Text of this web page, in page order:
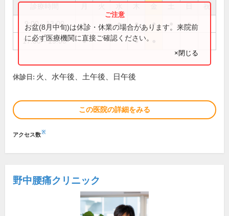
祝
9:00～13:00 ● ● ● ● ●
17:00～19:00 ● ●
お盆(8月中旬)は休診・休業の場合があります。来院前
に必ず医療機関に直接ご確認ください。
×閉じる
休診日: 火、水午後、土午後、日午後
この医院の詳細をみる
アクセス数※
野中腰痛クリニック